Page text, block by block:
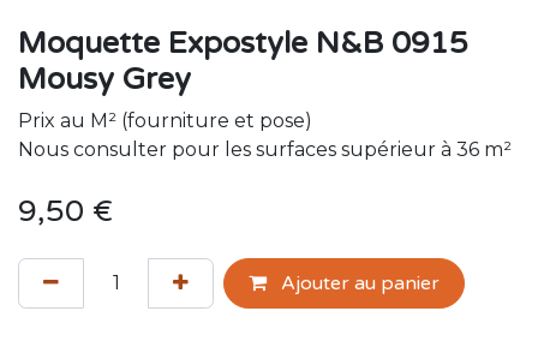
Moquette Expostyle N&B 0915
Mousy Grey
Prix au M² (fourniture et pose)
Nous consulter pour les surfaces supérieur à 36 m²
9,50 €
Ajouter au panier